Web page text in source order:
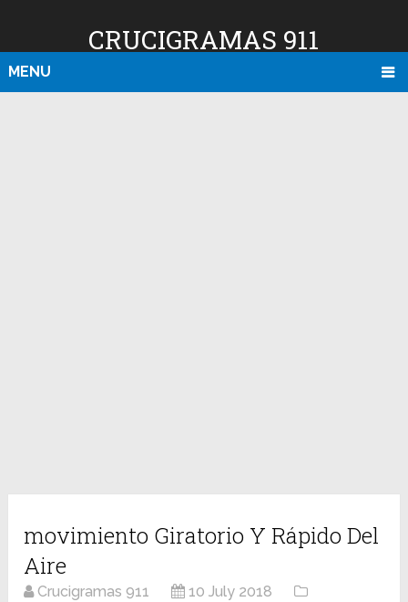
CRUCIGRAMAS 911
MENU
movimiento Giratorio Y Rápido Del
Aire
Crucigramas 911
10 July 2018